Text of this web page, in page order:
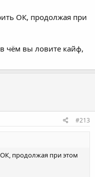
ОК, продолжая при
чём вы ловите кайф,
#213
ОК, продолжая при этом